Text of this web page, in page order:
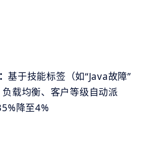
基于技能标签（如“Java故障”
载均衡、客户等级自动派
降至4%